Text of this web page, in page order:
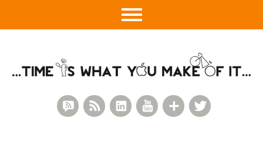
Google+
YouTube
LinkedIn
RSS Feed
RSS Comments